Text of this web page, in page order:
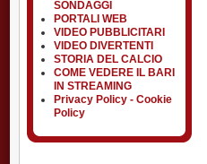
SONDAGGI
PORTALI WEB
VIDEO PUBBLICITARI
VIDEO DIVERTENTI
STORIA DEL CALCIO
COME VEDERE IL BARI
IN STREAMING
Privacy Policy - Cookie
Policy